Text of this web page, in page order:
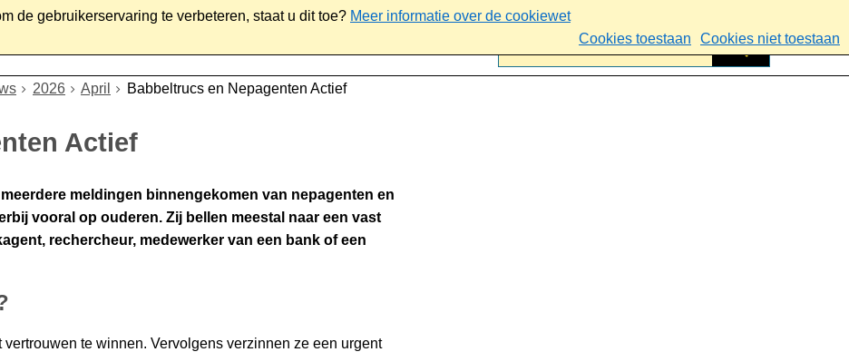
de gebruikerservaring te verbeteren, staat u dit toe? Meer informatie over de cookiewet
Cookies toestaan
Cookies niet toestaan
2026 April Babbeltrucs en Nepagenten Actief
Actief
meldingen binnengekomen van nepagenten en
vooral op ouderen. Zij bellen meestal naar een vast
rechercheur, medewerker van een bank of een
te winnen. Vervolgens verzinnen ze een urgent